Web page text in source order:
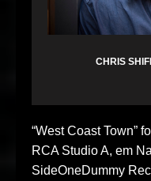
CHRIS
“West Coast Town”
RCA Studio A, em
SideOneDummy